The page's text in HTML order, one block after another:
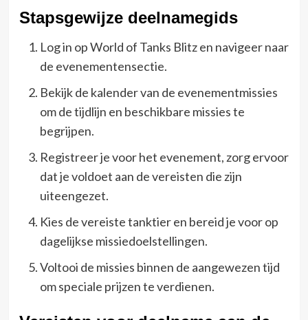
Stapsgewijze deelnamegids
Log in op World of Tanks Blitz en navigeer naar
de evenementensectie.
Bekijk de kalender van de evenementmissies
om de tijdlijn en beschikbare missies te
begrijpen.
Registreer je voor het evenement, zorg ervoor
dat je voldoet aan de vereisten die zijn
uiteengezet.
Kies de vereiste tanktier en bereid je voor op
dagelijkse missiedoelstellingen.
Voltooi de missies binnen de aangewezen tijd
om speciale prijzen te verdienen.